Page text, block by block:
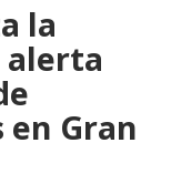
la
alerta
Gran